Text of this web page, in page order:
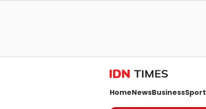
HomeNewsBusinessSport